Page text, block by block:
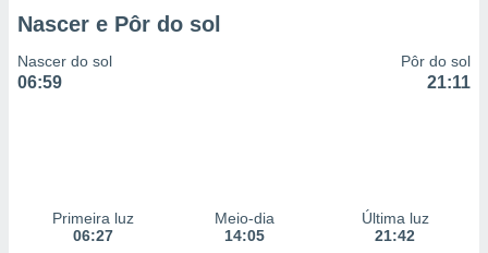
Nascer e Pôr do sol
Nascer do sol
06:59
Pôr do sol
21:11
Primeira luz
06:27
Meio-dia
14:05
Última luz
21:42